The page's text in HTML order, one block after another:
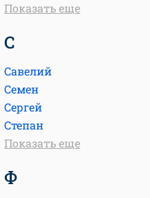
Показать еще
С
Савелий
Семен
Сергей
Степан
Показать еще
Ф